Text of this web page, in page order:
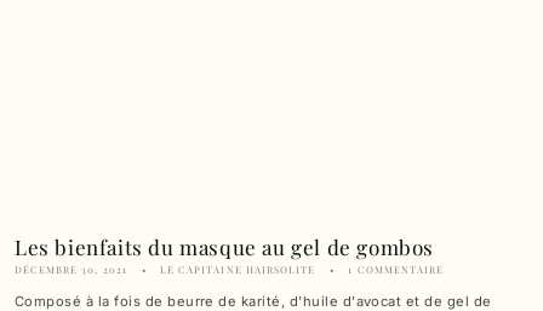
Les bienfaits du masque au gel de gombos
DÉCEMBRE 30, 2021 LE CAPITAINE HAIRSOLITE 1 COMMENTAIRE
Composé à la fois de beurre de karité, d'huile d'avocat et de gel de